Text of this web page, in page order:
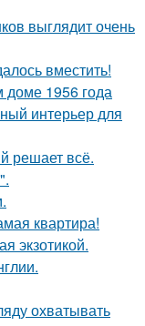
выглядит очень
вместить!
доме 1956 года
интерьер для
решает всё.
квартира!
экзотикой.
охватывать